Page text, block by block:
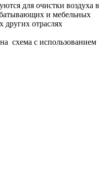
для очистки воздуха в
и мебельных
других отраслях
схема с использованием